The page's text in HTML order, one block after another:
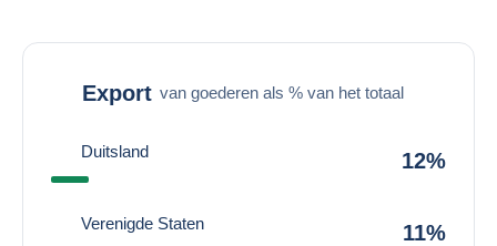
Export van goederen als % van het totaal
Duitsland 12%
Verenigde Staten 11%